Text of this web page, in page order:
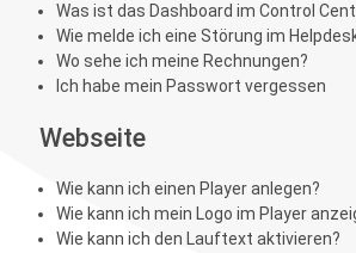
Was ist das Dashboard im Control
Wie melde ich eine Störung im
Wo sehe ich meine Rechnungen?
Ich habe mein Passwort vergessen
Webseite
Wie kann ich einen Player anlegen?
Wie kann ich mein Logo im Player
Wie kann ich den Lauftext aktivieren?